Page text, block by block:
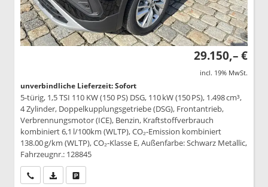
29.150,– €
incl. 19% MwSt.
unverbindliche Lieferzeit: Sofort
5-türig, 1,5 TSI 110 KW (150 PS) DSG, 110 kW (150 PS), 1.498 cm³,
4 Zylinder, Doppelkupplungsgetriebe (DSG), Frontantrieb,
Verbrennungsmotor (ICE), Benzin, Kraftstoffverbrauch
kombiniert 6,1 l/100km (WLTP), CO₂-Emission kombiniert
138.00 g/km (WLTP), CO₂-Klasse E, Außenfarbe: Schwarz Metallic,
Fahrzeugnr.: 128845
Wir rufen Sie anPDF-Datei, Fahrzeugexposé drucken